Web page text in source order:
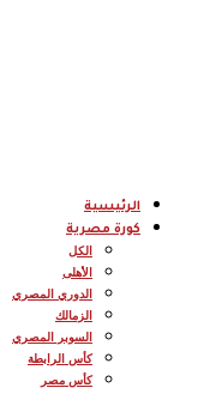
الرئيسية
كورة مصرية
الكل
الأهلى
الدوري المصري
الزمالك
السوبر المصري
كأس الرابطة
كأس مصر